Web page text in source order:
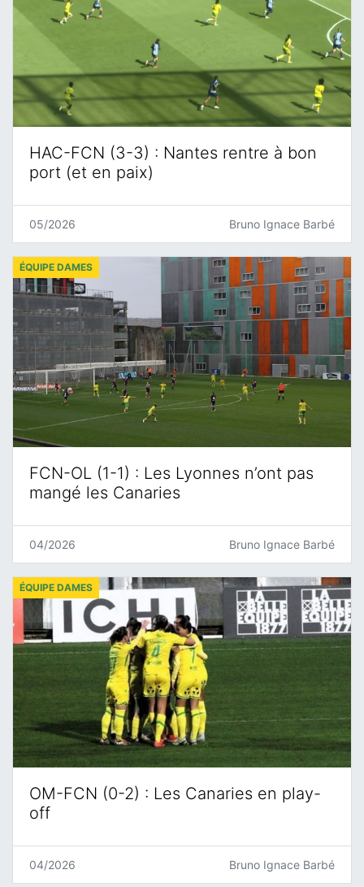
HAC-FCN (3-3) : Nantes rentre à bon
port (et en paix)
05/2026 Bruno Ignace Barbé
FCN-OL (1-1) : Les Lyonnes n’ont pas
mangé les Canaries
ÉQUIPE DAMES
04/2026 Bruno Ignace Barbé
OM-FCN (0-2) : Les Canaries en play-
off
ÉQUIPE DAMES
04/2026 Bruno Ignace Barbé